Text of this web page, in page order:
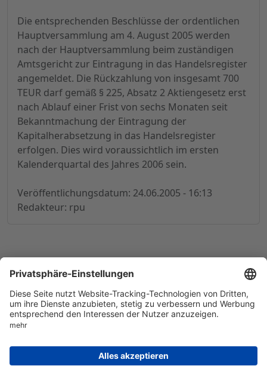
Die entsprechenden Beschlüsse der ordentlichen
Hauptversammlung am 4. August 2005 werden
nach der Hauptversammlung beim zuständigen
Amtsgericht zur Eintragung in das Handelsregister
angemeldet. Die Rückzahlung von insgesamt 700
TEUR darf gemäß § 225, Absatz 2 Aktiengesetz erst
nach Ablauf einer Frist von sechs Monaten seit
Bekanntmachung der Eintragung der
Kapitalherabsetzung in das Handelsregister
erfolgen. Dies wird voraussichtlich im ersten
Kalenderquartal des Jahres 2006 sein.
Veröffentlichungsdatum: 24.06.2005 - 16:13
Redakteur: rpu
© 1998-2026by GSC Research GmbH
Datenschutz